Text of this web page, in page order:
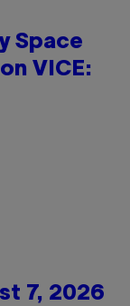
Space
VICE:
7, 2026